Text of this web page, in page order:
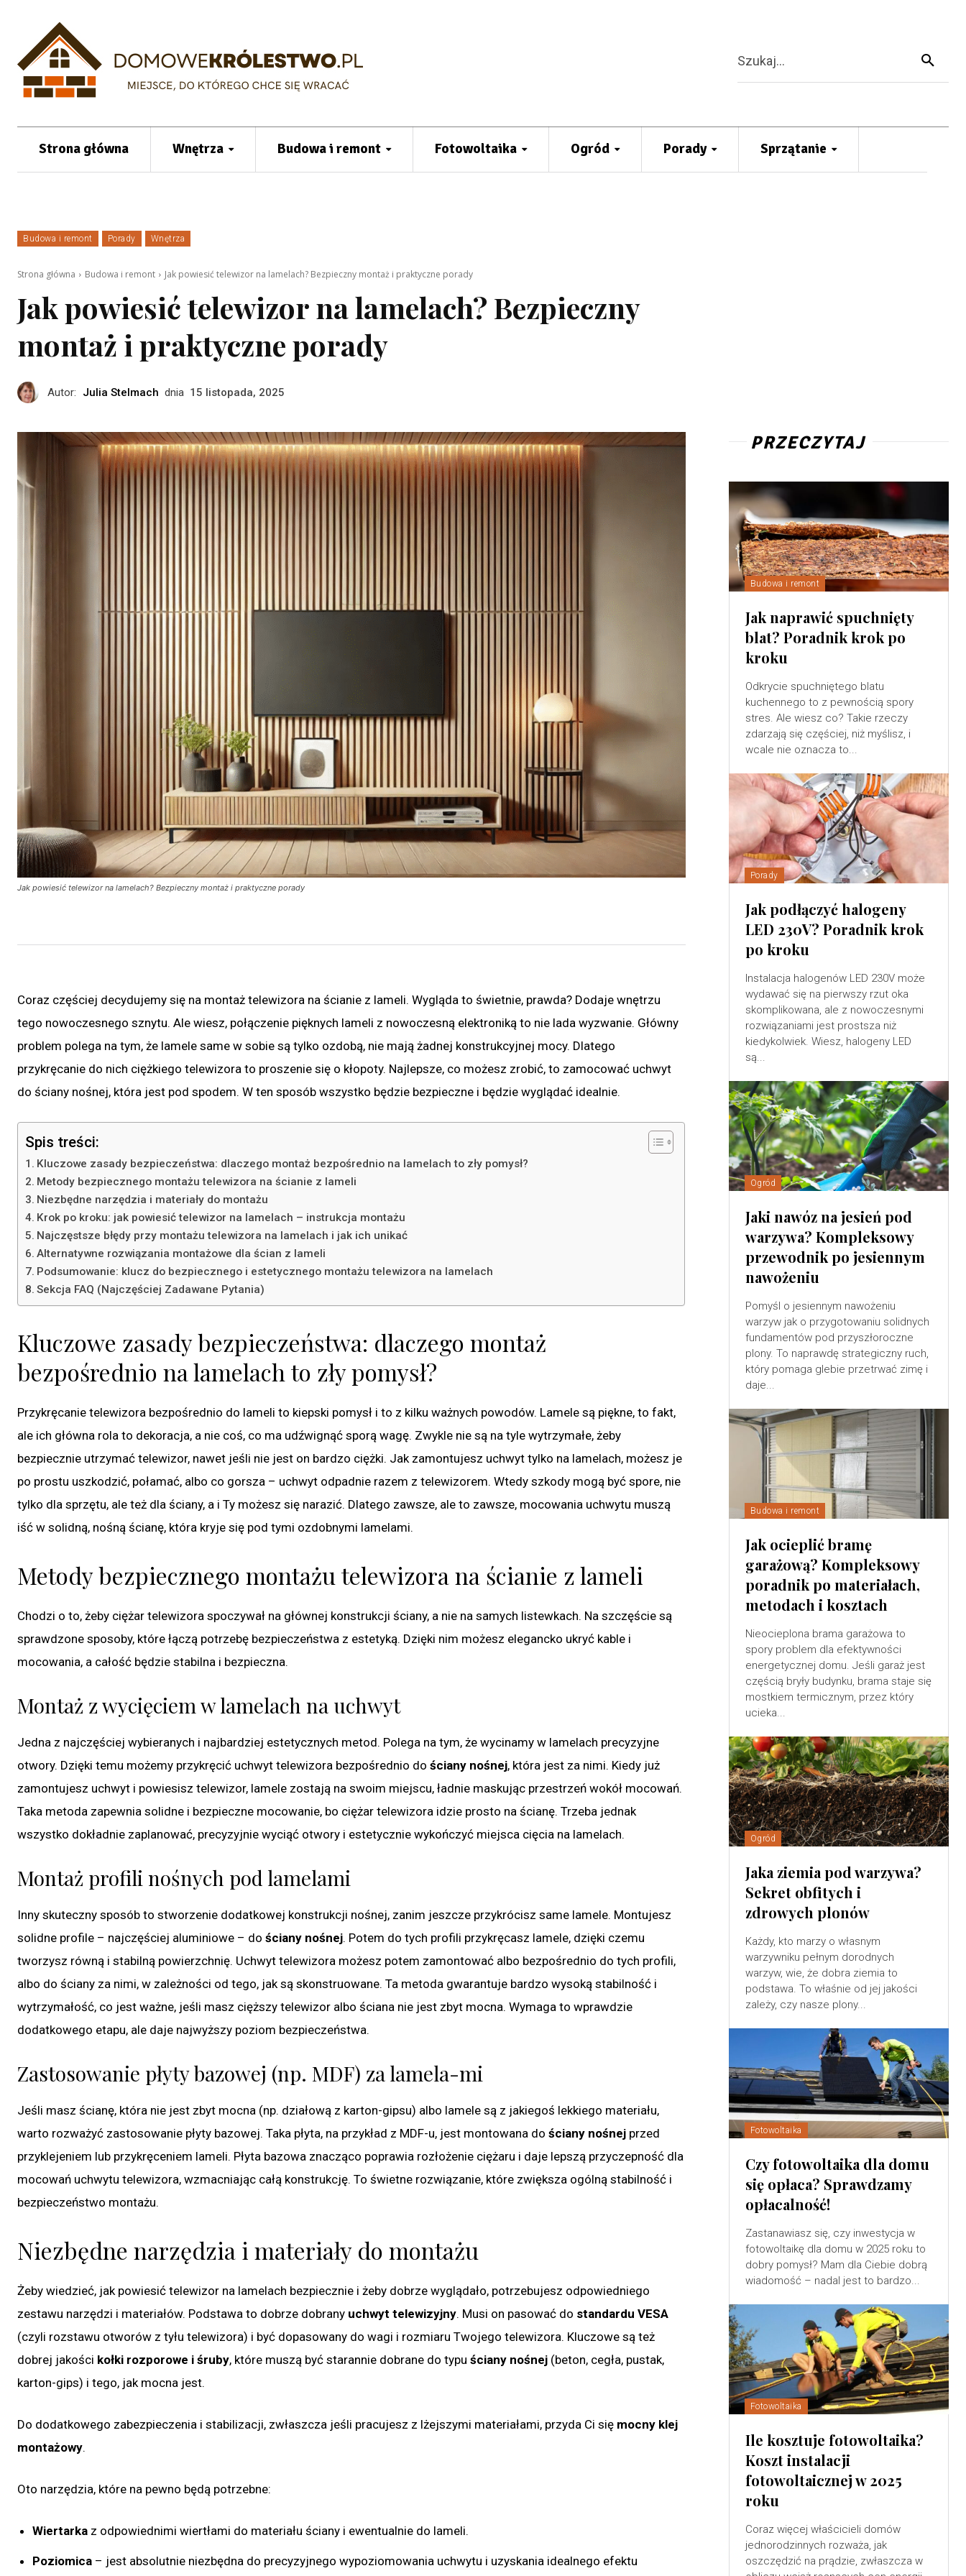
Szukaj...
Strona główna Wnętrza Budowa i remont Fotowoltaika Ogród Porady Sprzątanie
Budowa i remont Porady Wnętrza
Strona główna Budowa i remont Jak powiesić telewizor na lamelach? Bezpieczny montaż i praktyczne porady
Jak powiesić telewizor na lamelach? Bezpieczny
montaż i praktyczne porady
Autor: Julia Stelmach dnia 15 listopada, 2025
Jak powiesić telewizor na lamelach? Bezpieczny montaż i praktyczne porady
Coraz częściej decydujemy się na montaż telewizora na ścianie z lameli. Wygląda to świetnie, prawda? Dodaje wnętrzu
tego nowoczesnego sznytu. Ale wiesz, połączenie pięknych lameli z nowoczesną elektroniką to nie lada wyzwanie. Główny
problem polega na tym, że lamele same w sobie są tylko ozdobą, nie mają żadnej konstrukcyjnej mocy. Dlatego
przykręcanie do nich ciężkiego telewizora to proszenie się o kłopoty. Najlepsze, co możesz zrobić, to zamocować uchwyt
do ściany nośnej, która jest pod spodem. W ten sposób wszystko będzie bezpieczne i będzie wyglądać idealnie.
Spis treści:
Kluczowe zasady bezpieczeństwa: dlaczego montaż bezpośrednio na lamelach to zły pomysł?
Metody bezpiecznego montażu telewizora na ścianie z lameli
Niezbędne narzędzia i materiały do montażu
Krok po kroku: jak powiesić telewizor na lamelach – instrukcja montażu
Najczęstsze błędy przy montażu telewizora na lamelach i jak ich unikać
Alternatywne rozwiązania montażowe dla ścian z lameli
Podsumowanie: klucz do bezpiecznego i estetycznego montażu telewizora na lamelach
Sekcja FAQ (Najczęściej Zadawane Pytania)
Kluczowe zasady bezpieczeństwa: dlaczego montaż
bezpośrednio na lamelach to zły pomysł?
Przykręcanie telewizora bezpośrednio do lameli to kiepski pomysł i to z kilku ważnych powodów. Lamele są piękne, to fakt,
ale ich główna rola to dekoracja, a nie coś, co ma udźwignąć sporą wagę. Zwykle nie są na tyle wytrzymałe, żeby
bezpiecznie utrzymać telewizor, nawet jeśli nie jest on bardzo ciężki. Jak zamontujesz uchwyt tylko na lamelach, możesz je
po prostu uszkodzić, połamać, albo co gorsza – uchwyt odpadnie razem z telewizorem. Wtedy szkody mogą być spore, nie
tylko dla sprzętu, ale też dla ściany, a i Ty możesz się narazić. Dlatego zawsze, ale to zawsze, mocowania uchwytu muszą
iść w solidną, nośną ścianę, która kryje się pod tymi ozdobnymi lamelami.
Metody bezpiecznego montażu telewizora na ścianie z lameli
Chodzi o to, żeby ciężar telewizora spoczywał na głównej konstrukcji ściany, a nie na samych listewkach. Na szczęście są
sprawdzone sposoby, które łączą potrzebę bezpieczeństwa z estetyką. Dzięki nim możesz elegancko ukryć kable i
mocowania, a całość będzie stabilna i bezpieczna.
Montaż z wycięciem w lamelach na uchwyt
Jedna z najczęściej wybieranych i najbardziej estetycznych metod. Polega na tym, że wycinamy w lamelach precyzyjne
otwory. Dzięki temu możemy przykręcić uchwyt telewizora bezpośrednio do ściany nośnej, która jest za nimi. Kiedy już
zamontujesz uchwyt i powiesisz telewizor, lamele zostają na swoim miejscu, ładnie maskując przestrzeń wokół mocowań.
Taka metoda zapewnia solidne i bezpieczne mocowanie, bo ciężar telewizora idzie prosto na ścianę. Trzeba jednak
wszystko dokładnie zaplanować, precyzyjnie wyciąć otwory i estetycznie wykończyć miejsca cięcia na lamelach.
Montaż profili nośnych pod lamelami
Inny skuteczny sposób to stworzenie dodatkowej konstrukcji nośnej, zanim jeszcze przykrócisz same lamele. Montujesz
solidne profile – najczęściej aluminiowe – do ściany nośnej. Potem do tych profili przykręcasz lamele, dzięki czemu
tworzysz równą i stabilną powierzchnię. Uchwyt telewizora możesz potem zamontować albo bezpośrednio do tych profili,
albo do ściany za nimi, w zależności od tego, jak są skonstruowane. Ta metoda gwarantuje bardzo wysoką stabilność i
wytrzymałość, co jest ważne, jeśli masz cięższy telewizor albo ściana nie jest zbyt mocna. Wymaga to wprawdzie
dodatkowego etapu, ale daje najwyższy poziom bezpieczeństwa.
Zastosowanie płyty bazowej (np. MDF) za lamela-mi
Jeśli masz ścianę, która nie jest zbyt mocna (np. działową z karton-gipsu) albo lamele są z jakiegoś lekkiego materiału,
warto rozważyć zastosowanie płyty bazowej. Taka płyta, na przykład z MDF-u, jest montowana do ściany nośnej przed
przyklejeniem lub przykręceniem lameli. Płyta bazowa znacząco poprawia rozłożenie ciężaru i daje lepszą przyczepność dla
mocowań uchwytu telewizora, wzmacniając całą konstrukcję. To świetne rozwiązanie, które zwiększa ogólną stabilność i
bezpieczeństwo montażu.
Niezbędne narzędzia i materiały do montażu
Żeby wiedzieć, jak powiesić telewizor na lamelach bezpiecznie i żeby dobrze wyglądało, potrzebujesz odpowiedniego
zestawu narzędzi i materiałów. Podstawa to dobrze dobrany uchwyt telewizyjny. Musi on pasować do standardu VESA
(czyli rozstawu otworów z tyłu telewizora) i być dopasowany do wagi i rozmiaru Twojego telewizora. Kluczowe są też
dobrej jakości kołki rozporowe i śruby, które muszą być starannie dobrane do typu ściany nośnej (beton, cegła, pustak,
karton-gips) i tego, jak mocna jest.
Do dodatkowego zabezpieczenia i stabilizacji, zwłaszcza jeśli pracujesz z lżejszymi materiałami, przyda Ci się mocny klej
montażowy.
Oto narzędzia, które na pewno będą potrzebne:
Wiertarka z odpowiednimi wiertłami do materiału ściany i ewentualnie do lameli.
Poziomica – jest absolutnie niezbędna do precyzyjnego wypoziomowania uchwytu i uzyskania idealnego efektu
PRZECZYTAJ
Budowa i remont
Jak naprawić spuchnięty
blat? Poradnik krok po
kroku
Odkrycie spuchniętego blatu
kuchennego to z pewnością spory
stres. Ale wiesz co? Takie rzeczy
zdarzają się częściej, niż myślisz, i
wcale nie oznacza to...
Porady
Jak podłączyć halogeny
LED 230V? Poradnik krok
po kroku
Instalacja halogenów LED 230V może
wydawać się na pierwszy rzut oka
skomplikowana, ale z nowoczesnymi
rozwiązaniami jest prostsza niż
kiedykolwiek. Wiesz, halogeny LED
są...
Ogród
Jaki nawóz na jesień pod
warzywa? Kompleksowy
przewodnik po jesiennym
nawożeniu
Pomyśl o jesiennym nawożeniu
warzyw jak o przygotowaniu solidnych
fundamentów pod przyszłoroczne
plony. To naprawdę strategiczny ruch,
który pomaga glebie przetrwać zimę i
daje...
Budowa i remont
Jak ocieplić bramę
garażową? Kompleksowy
poradnik po materiałach,
metodach i kosztach
Nieocieplona brama garażowa to
spory problem dla efektywności
energetycznej domu. Jeśli garaż jest
częścią bryły budynku, brama staje się
mostkiem termicznym, przez który
ucieka...
Ogród
Jaka ziemia pod warzywa?
Sekret obfitych i
zdrowych plonów
Każdy, kto marzy o własnym
warzywniku pełnym dorodnych
warzyw, wie, że dobra ziemia to
podstawa. To właśnie od jej jakości
zależy, czy nasze plony...
Fotowoltaika
Czy fotowoltaika dla domu
się opłaca? Sprawdzamy
opłacalność!
Zastanawiasz się, czy inwestycja w
fotowoltaikę dla domu w 2025 roku to
dobry pomysł? Mam dla Ciebie dobrą
wiadomość – nadal jest to bardzo...
Fotowoltaika
Ile kosztuje fotowoltaika?
Koszt instalacji
fotowoltaicznej w 2025
roku
Coraz więcej właścicieli domów
jednorodzinnych rozważa, jak
oszczędzić na prądzie, zwłaszcza w